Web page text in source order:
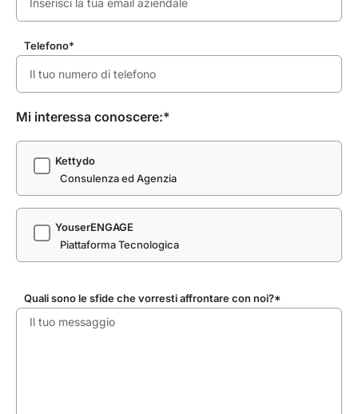
Telefono*
Mi interessa conoscere:*
Kettydo
Consulenza ed Agenzia
YouserENGAGE
Piattaforma Tecnologica
Quali sono le sfide che vorresti affrontare con noi?*